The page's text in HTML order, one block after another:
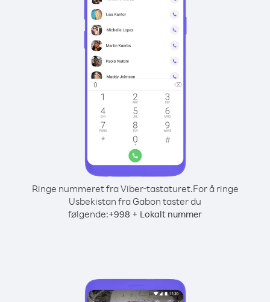
Ringe nummeret fra Viber-tastaturet.For å ringe
Usbekistan fra Gabon taster du
følgende:+998 + Lokalt nummer